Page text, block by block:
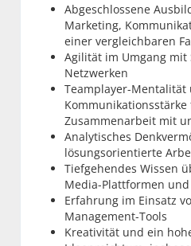
Abgeschlossene
Marketing,
einer vergleichbaren
Agilität im Umgang mit
Netzwerken
Teamplayer-Mentalität
Zusammenarbeit mit
Analytisches
lösungsorientierte
Tiefgehendes Wissen
Media-Plattformen
Erfahrung im Einsatz
Management-Tools
Kreativität und ein